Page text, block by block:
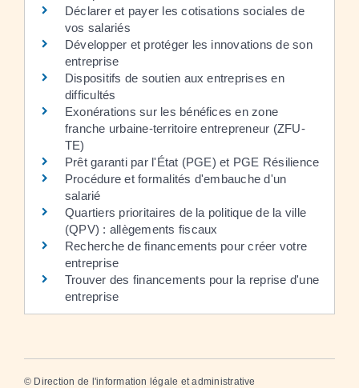
Déclarer et payer les cotisations sociales de
vos salariés
Développer et protéger les innovations de son
entreprise
Dispositifs de soutien aux entreprises en
difficultés
Exonérations sur les bénéfices en zone
franche urbaine-territoire entrepreneur (ZFU-
TE)
Prêt garanti par l'État (PGE) et PGE Résilience
Procédure et formalités d'embauche d'un
salarié
Quartiers prioritaires de la politique de la ville
(QPV) : allègements fiscaux
Recherche de financements pour créer votre
entreprise
Trouver des financements pour la reprise d'une
entreprise
© Direction de l'information légale et administrative